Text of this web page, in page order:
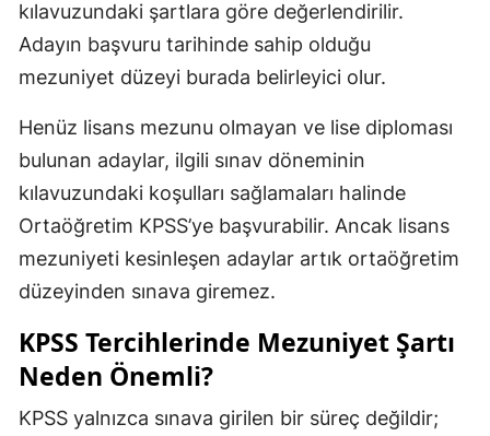
kılavuzundaki şartlara göre değerlendirilir.
Adayın başvuru tarihinde sahip olduğu
mezuniyet düzeyi burada belirleyici olur.
Henüz lisans mezunu olmayan ve lise diploması
bulunan adaylar, ilgili sınav döneminin
kılavuzundaki koşulları sağlamaları halinde
Ortaöğretim KPSS’ye başvurabilir. Ancak lisans
mezuniyeti kesinleşen adaylar artık ortaöğretim
düzeyinden sınava giremez.
KPSS Tercihlerinde Mezuniyet Şartı
Neden Önemli?
KPSS yalnızca sınava girilen bir süreç değildir;